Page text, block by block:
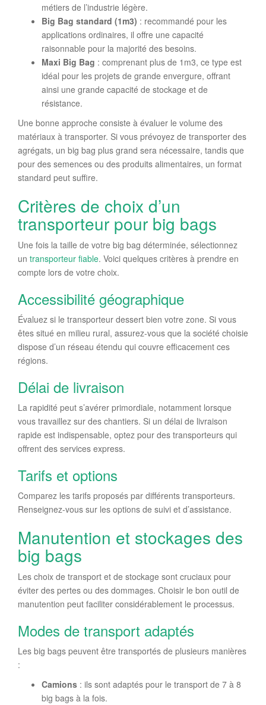
métiers de l’industrie légère.
Big Bag standard (1m3) : recommandé pour les
applications ordinaires, il offre une capacité
raisonnable pour la majorité des besoins.
Maxi Big Bag : comprenant plus de 1m3, ce type est
idéal pour les projets de grande envergure, offrant
ainsi une grande capacité de stockage et de
résistance.
Une bonne approche consiste à évaluer le volume des
matériaux à transporter. Si vous prévoyez de transporter des
agrégats, un big bag plus grand sera nécessaire, tandis que
pour des semences ou des produits alimentaires, un format
standard peut suffire.
Critères de choix d’un
transporteur pour big bags
Une fois la taille de votre big bag déterminée, sélectionnez
un transporteur fiable. Voici quelques critères à prendre en
compte lors de votre choix.
Accessibilité géographique
Évaluez si le transporteur dessert bien votre zone. Si vous
êtes situé en milieu rural, assurez-vous que la société choisie
dispose d’un réseau étendu qui couvre efficacement ces
régions.
Délai de livraison
La rapidité peut s’avérer primordiale, notamment lorsque
vous travaillez sur des chantiers. Si un délai de livraison
rapide est indispensable, optez pour des transporteurs qui
offrent des services express.
Tarifs et options
Comparez les tarifs proposés par différents transporteurs.
Renseignez-vous sur les options de suivi et d’assistance.
Manutention et stockages des
big bags
Les choix de transport et de stockage sont cruciaux pour
éviter des pertes ou des dommages. Choisir le bon outil de
manutention peut faciliter considérablement le processus.
Modes de transport adaptés
Les big bags peuvent être transportés de plusieurs manières
:
Camions : ils sont adaptés pour le transport de 7 à 8
big bags à la fois.